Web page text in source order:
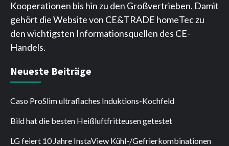
Kooperationen bis hin zu den Großvertrieben. Damit
gehört die Website von CE&TRADE homeTec zu
den wichtigsten Informationsquellen des CE-
Handels.
Neueste Beiträge
Caso ProSlim ultraflaches Induktions-Kochfeld
Bild hat die besten Heißluftfritteusen getestet
LG feiert 10 Jahre InstaView Kühl-/Gefrierkombinationen